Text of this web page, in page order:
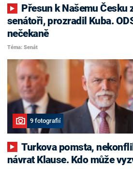
senátoři, prozradil Kuba.
nečekaně
Téma: Senát
9 fotografií
Turkova pomsta, nekonfliktní Havlíček i
návrat Klause. Kdo může